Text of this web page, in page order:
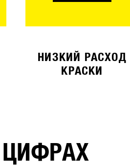
НИЗКИЙ РАСХОД
КРАСКИ
ЦИФРАХ